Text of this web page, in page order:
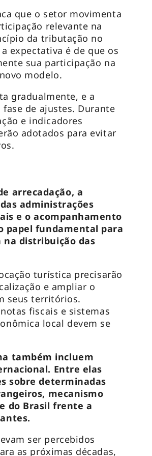
que o setor movimenta
relevante na
da tributação no
expectativa é de que os
sua participação na
modelo.
gradualmente, e a
de ajustes. Durante
e indicadores
adotados para evitar
arrecadação, a
administrações
e o acompanhamento
papel fundamental para
na distribuição das
turística precisarão
e ampliar o
seus territórios.
fiscais e sistemas
local devem se
também incluem
Entre elas
sobre determinadas
mecanismo
do Brasil frente a
ser percebidos
as próximas décadas,